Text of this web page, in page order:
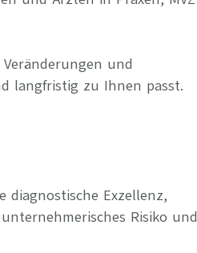
und
langfristig zu Ihnen passt.
diagnostische Exzellenz,
Risiko und